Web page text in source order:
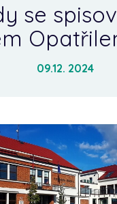
se
09.12. 2024